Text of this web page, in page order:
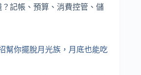
記帳、預算、消費控管、儲
幫你擺脫月光族，月底也能吃